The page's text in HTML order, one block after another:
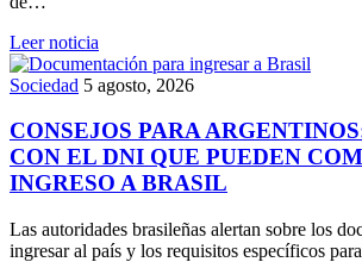
Leer noticia
Sociedad 5 agosto, 2026
CONSEJOS PARA
CON EL DNI QUE PUEDEN
INGRESO A BRASIL
Las autoridades brasileñas alertan sobre los
ingresar al país y los requisitos específicos